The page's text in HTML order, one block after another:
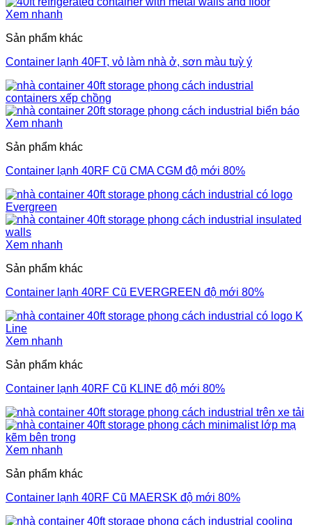
Xem nhanh
Sản phẩm khác
Container lạnh 40FT, vỏ làm nhà ở, sơn màu tuỳ ý
Xem nhanh
Sản phẩm khác
Container lạnh 40RF Cũ CMA CGM độ mới 80%
Xem nhanh
Sản phẩm khác
Container lạnh 40RF Cũ EVERGREEN độ mới 80%
Xem nhanh
Sản phẩm khác
Container lạnh 40RF Cũ KLINE độ mới 80%
Xem nhanh
Sản phẩm khác
Container lạnh 40RF Cũ MAERSK độ mới 80%